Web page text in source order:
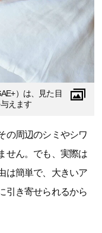
）は、見た目
えます
の周辺のシミやシワ
せん。でも、実際は
は簡単で、大きいア
引き寄せられるから